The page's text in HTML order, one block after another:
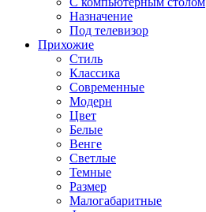
Назначение
Под телевизор
Прихожие
Стиль
Классика
Современные
Модерн
Цвет
Белые
Венге
Светлые
Темные
Размер
Малогабаритные